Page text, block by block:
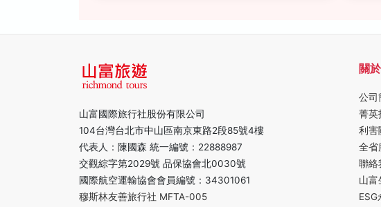
山富國際旅行社股份有限公司
104台灣台北市中山區南京東路2段85號4樓
代表人：陳國森 統一編號：22888987
交觀綜字第2029號 品保協會北0030號
國際航空運輸協會會員編號：34301061
穆斯林友善旅行社 MFTA-005
關
公司
菁英
利害
全省
聯絡
山富